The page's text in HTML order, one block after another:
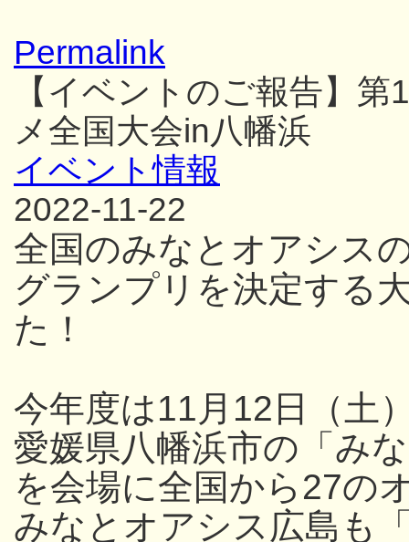
Permalink
【イベントのご報告】
メ全国大会in八幡浜
イベント情報
2022-11-22
全国のみなとオアシス
グランプリを決定する
た！
今年度は11月12日（土
愛媛県八幡浜市の「み
を会場に全国から27の
みなとオアシス広島も